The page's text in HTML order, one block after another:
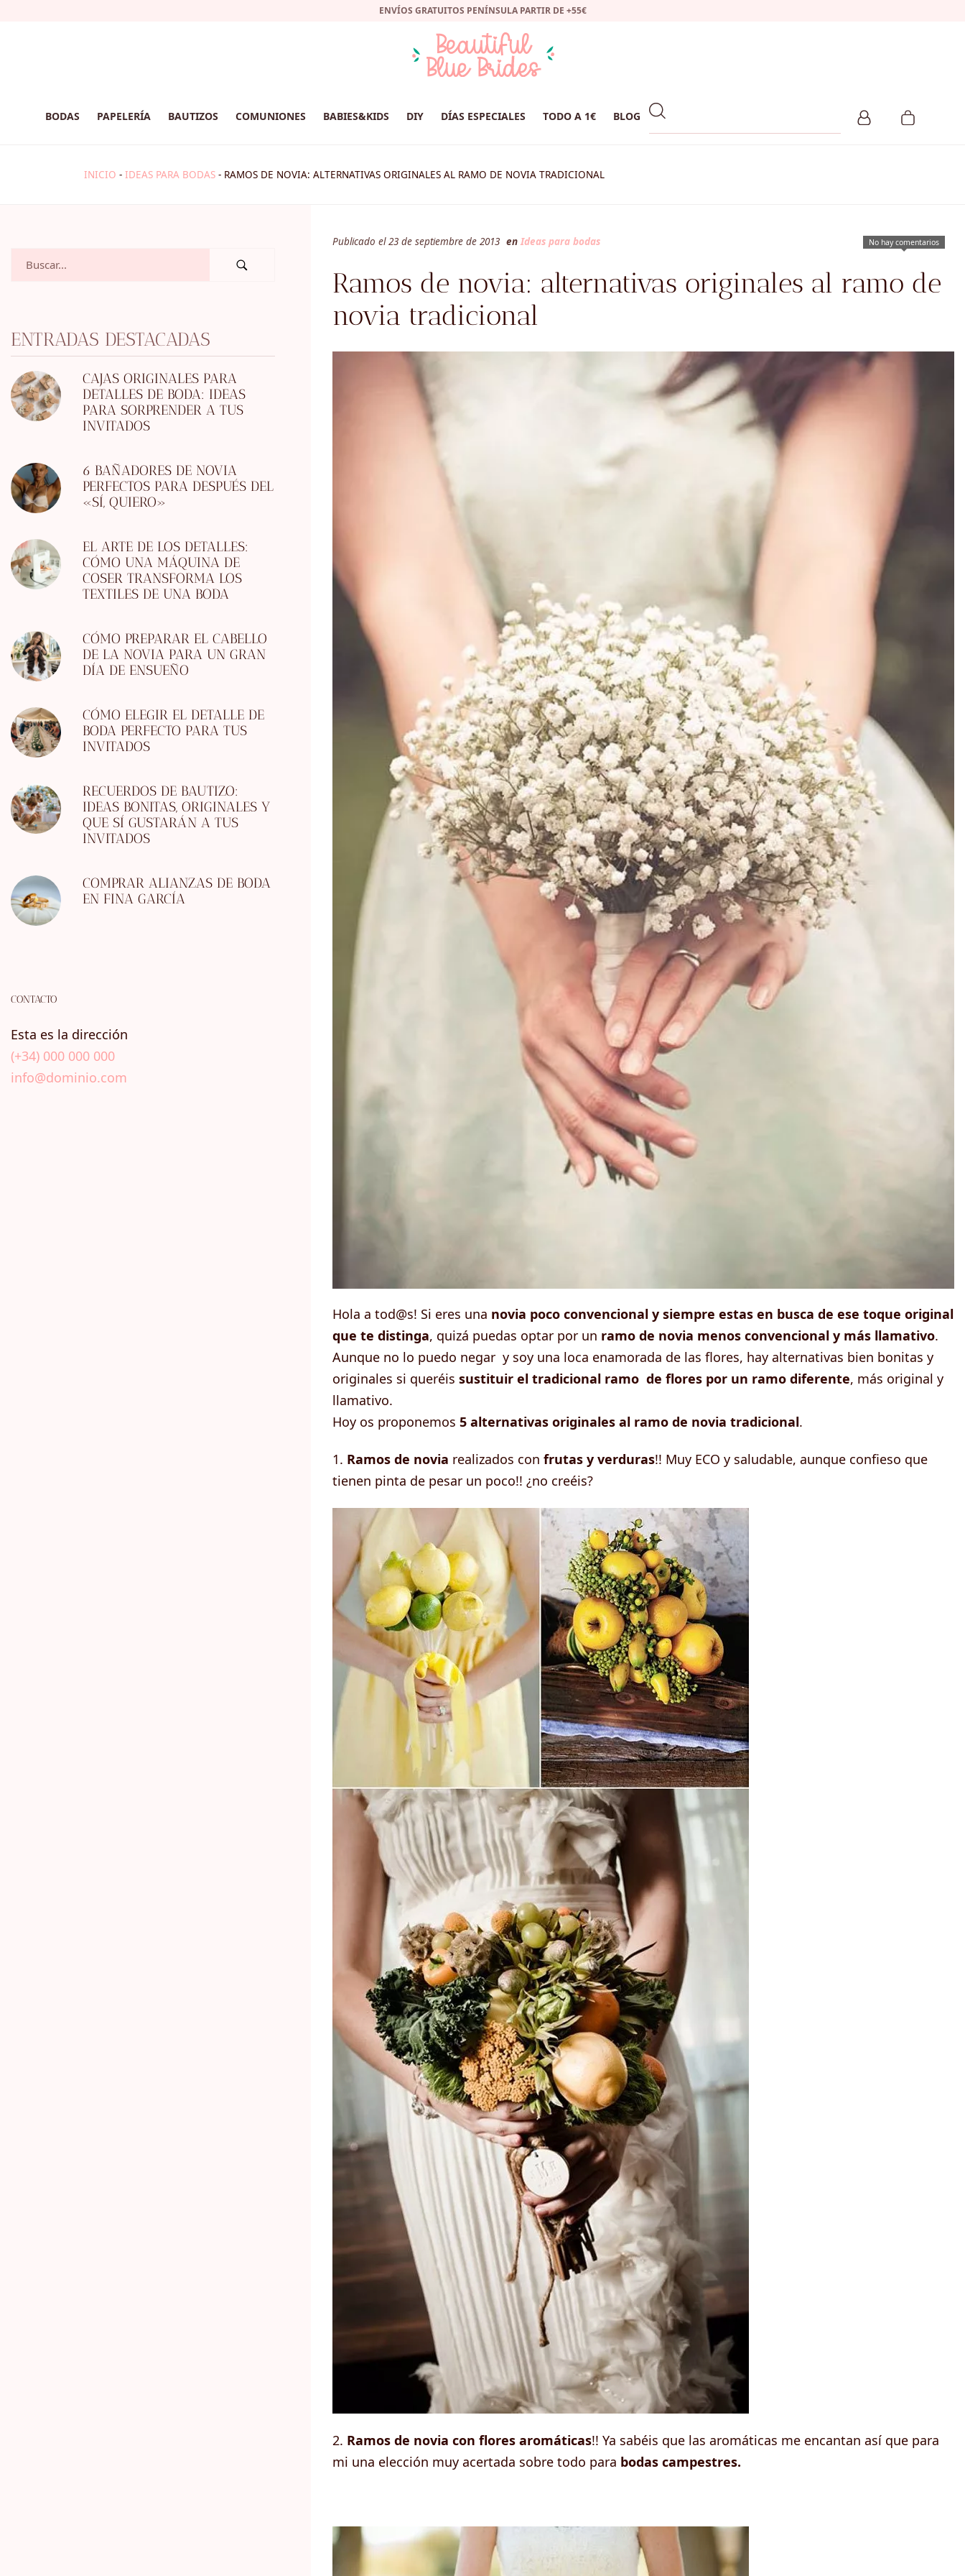
ENVÍOS GRATUITOS PENÍNSULA PARTIR DE +55€
BODAS PAPELERÍA BAUTIZOS COMUNIONES BABIES&KIDS DIY DÍAS ESPECIALES TODO A 1€ BLOG
INICIO - IDEAS PARA BODAS - RAMOS DE NOVIA: ALTERNATIVAS ORIGINALES AL RAMO DE NOVIA TRADICIONAL
No hay comentarios
Publicado el 23 de septiembre de 2013 en Ideas para bodas
Ramos de novia: alternativas originales al ramo de
novia tradicional
Hola a tod@s! Si eres una novia poco convencional y siempre estas en busca de ese toque original
que te distinga, quizá puedas optar por un ramo de novia menos convencional y más llamativo.
Aunque no lo puedo negar y soy una loca enamorada de las flores, hay alternativas bien bonitas y
originales si queréis sustituir el tradicional ramo de flores por un ramo diferente, más original y
llamativo.
Hoy os proponemos 5 alternativas originales al ramo de novia tradicional.
1. Ramos de novia realizados con frutas y verduras!! Muy ECO y saludable, aunque confieso que
tienen pinta de pesar un poco!! ¿no creéis?
2. Ramos de novia con flores aromáticas!! Ya sabéis que las aromáticas me encantan así que para
mi una elección muy acertada sobre todo para bodas campestres.
ENTRADAS DESTACADAS
CAJAS ORIGINALES PARA
DETALLES DE BODA: IDEAS
PARA SORPRENDER A TUS
INVITADOS
6 BAÑADORES DE NOVIA
PERFECTOS PARA DESPUÉS DEL
«SÍ, QUIERO»
EL ARTE DE LOS DETALLES:
CÓMO UNA MÁQUINA DE
COSER TRANSFORMA LOS
TEXTILES DE UNA BODA
CÓMO PREPARAR EL CABELLO
DE LA NOVIA PARA UN GRAN
DÍA DE ENSUEÑO
CÓMO ELEGIR EL DETALLE DE
BODA PERFECTO PARA TUS
INVITADOS
RECUERDOS DE BAUTIZO:
IDEAS BONITAS, ORIGINALES Y
QUE SÍ GUSTARÁN A TUS
INVITADOS
COMPRAR ALIANZAS DE BODA
EN FINA GARCÍA
CONTACTO
Esta es la dirección
(+34) 000 000 000
info@dominio.com